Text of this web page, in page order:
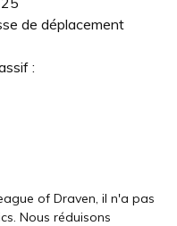
de déplacement
:
of Draven, il n'a pas
Nous réduisons